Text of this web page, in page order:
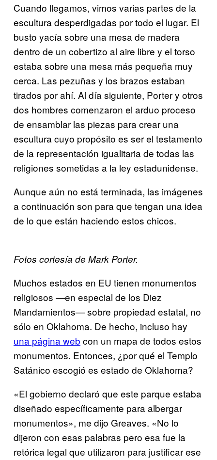
Cuando llegamos, vimos varias partes de la
escultura desperdigadas por todo el lugar. El
busto yacía sobre una mesa de madera
dentro de un cobertizo al aire libre y el torso
estaba sobre una mesa más pequeña muy
cerca. Las pezuñas y los brazos estaban
tirados por ahí. Al día siguiente, Porter y otros
dos hombres comenzaron el arduo proceso
de ensamblar las piezas para crear una
escultura cuyo propósito es ser el testamento
de la representación igualitaria de todas las
religiones sometidas a la ley estadunidense.
Aunque aún no está terminada, las imágenes
a continuación son para que tengan una idea
de lo que están haciendo estos chicos.
Fotos cortesía de Mark Porter.
Muchos estados en EU tienen monumentos
religiosos —en especial de los Diez
Mandamientos— sobre propiedad estatal, no
sólo en Oklahoma. De hecho, incluso hay
una p​ágina web con un mapa de todos estos
monumentos. Entonces, ¿por qué el Templo
Satánico escogió es estado de Oklahoma?
«El gobierno declaró que este parque estaba
diseñado específicamente para albergar
monumentos», me dijo Greaves. «No lo
dijeron con esas palabras pero esa fue la
retórica legal que utilizaron para justificar ese